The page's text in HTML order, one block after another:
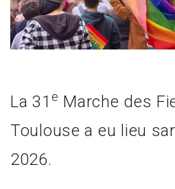
La 31 e Marche des
Toulouse a eu lieu
2026.